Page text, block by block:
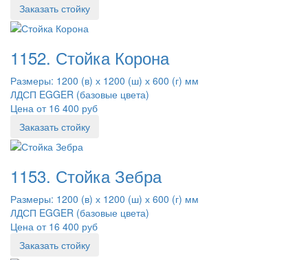
Заказать стойку
1152. Стойка Корона
Размеры: 1200 (в) х 1200 (ш) х 600 (г) мм
ЛДСП EGGER (базовые цвета)
Цена от 16 400 руб
Заказать стойку
1153. Стойка Зебра
Размеры: 1200 (в) х 1200 (ш) х 600 (г) мм
ЛДСП EGGER (базовые цвета)
Цена от 16 400 руб
Заказать стойку